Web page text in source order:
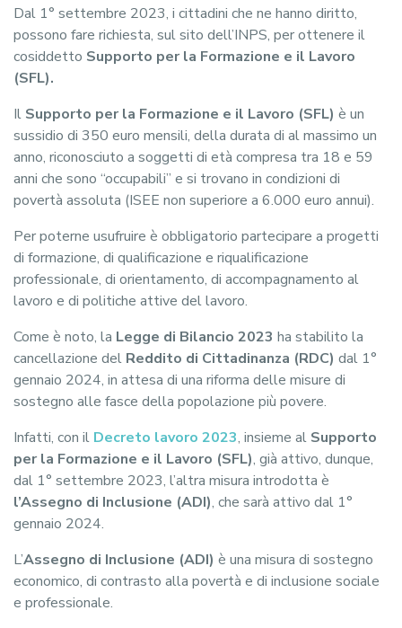
Dal 1° settembre 2023, i cittadini che ne hanno diritto,
possono fare richiesta, sul sito dell’INPS, per ottenere il
cosiddetto Supporto per la Formazione e il Lavoro
(SFL).
Il Supporto per la Formazione e il Lavoro (SFL) è un
sussidio di 350 euro mensili, della durata di al massimo un
anno, riconosciuto a soggetti di età compresa tra 18 e 59
anni che sono “occupabili” e si trovano in condizioni di
povertà assoluta (ISEE non superiore a 6.000 euro annui).
Per poterne usufruire è obbligatorio partecipare a progetti
di formazione, di qualificazione e riqualificazione
professionale, di orientamento, di accompagnamento al
lavoro e di politiche attive del lavoro.
Come è noto, la Legge di Bilancio 2023 ha stabilito la
cancellazione del Reddito di Cittadinanza (RDC) dal 1°
gennaio 2024, in attesa di una riforma delle misure di
sostegno alle fasce della popolazione più povere.
Infatti, con il Decreto lavoro 2023, insieme al Supporto
per la Formazione e il Lavoro (SFL), già attivo, dunque,
dal 1° settembre 2023, l’altra misura introdotta è
l’Assegno di Inclusione (ADI), che sarà attivo dal 1°
gennaio 2024.
L’Assegno di Inclusione (ADI) è una misura di sostegno
economico, di contrasto alla povertà e di inclusione sociale
e professionale.